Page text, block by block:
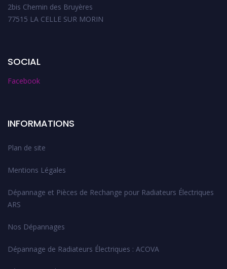
2bis Chemin des Bruyères
77515 LA CELLE SUR MORIN
SOCIAL
Facebook
INFORMATIONS
Plan de site
Mentions Légales
Dépannage et Pièces de Rechange pour Radiateurs Électriques
ARS
Nos Dépannages
Dépannage de Radiateurs Électriques : ACOVA